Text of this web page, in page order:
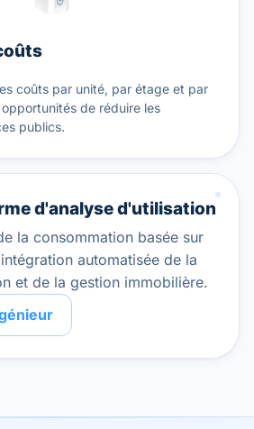
coûts par unité, par étage et par
de réduire les
publics.
d'analyse d'utilisation
la consommation basée sur
automatisée de la
et de la gestion immobilière.